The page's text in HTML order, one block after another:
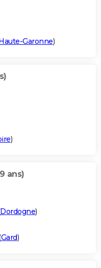
Garonne)
)
ans)
Dordogne)
Gard)